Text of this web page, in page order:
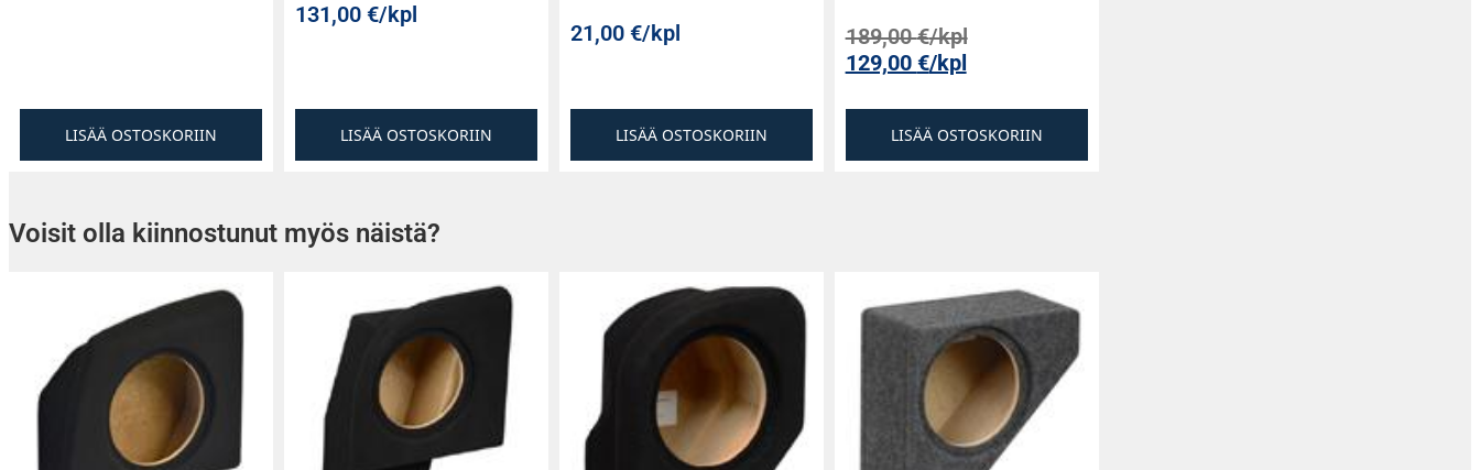
LISÄÄ OSTOSKORIIN
131,00 €/kpl
LISÄÄ OSTOSKORIIN
21,00 €/kpl
LISÄÄ OSTOSKORIIN
189,00€/kpl
129,00 €/kpl
LISÄÄ OSTOSKORIIN
Voisit olla kiinnostunut myös näistä?